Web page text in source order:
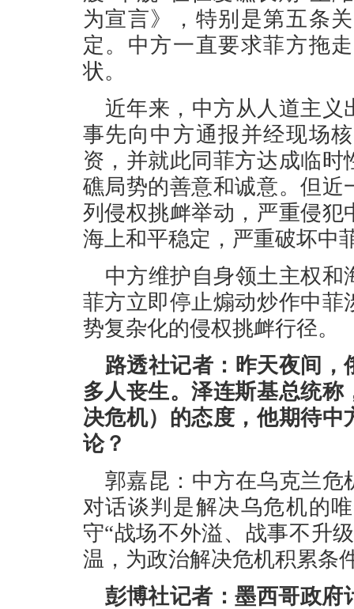
为宣言》，特别是第五条
定。中方一直要求菲方拖
状。
近年来，中方从人道主
事先向中方通报并经现场
资，并就此同菲方达成临
礁局势的善意和诚意。但
列侵权挑衅举动，严重侵
海上和平稳定，严重破坏中
中方维护自身领土主权
菲方立即停止煽动炒作中
势复杂化的侵权挑衅行径。
路透社记者：昨天夜间
多人丧生。泽连斯基总统
决危机）的态度，他期待
论？
郭嘉昆：中方在乌克兰
对话谈判是解决乌危机的
守“战场不外溢、战事不升
温，为政治解决危机积累条
彭博社记者：墨西哥政府